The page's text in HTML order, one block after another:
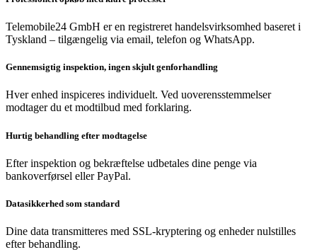
Telemobile24 GmbH er en registreret handelsvirksomhed baseret i
Tyskland – tilgængelig via email, telefon og WhatsApp.
Gennemsigtig inspektion, ingen skjult genforhandling
Hver enhed inspiceres individuelt. Ved uoverensstemmelser
modtager du et modtilbud med forklaring.
Hurtig behandling efter modtagelse
Efter inspektion og bekræftelse udbetales dine penge via
bankoverførsel eller PayPal.
Datasikkerhed som standard
Dine data transmitteres med SSL-kryptering og enheder nulstilles
efter behandling.